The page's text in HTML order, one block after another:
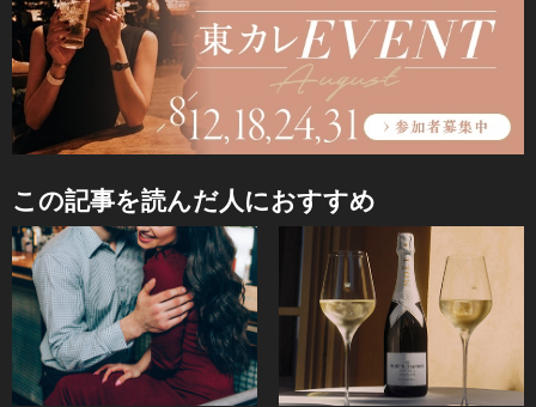
この記事を読んだ人におすすめ